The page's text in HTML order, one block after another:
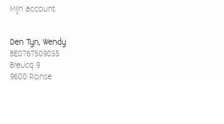
Mijn account
Den Tyn, Wendy
BE0767509035
Breucq 9
9600 Ronse